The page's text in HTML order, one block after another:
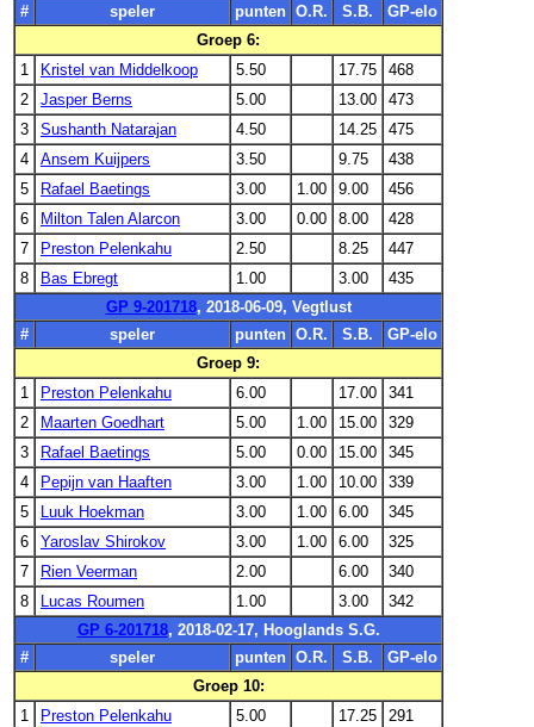
#
speler punten O.R. S.B.
GP-elo
Groep 6:
1
Kristel van Middelkoop 5.50 17.75
468
2
Jasper Berns 5.00 13.00
473
3
Sushanth Natarajan 4.50 14.25
475
4
Ansem Kuijpers 3.50 9.75
438
5
Rafael Baetings 3.00 1.00 9.00
456
6
Milton Talen Alarcon 3.00 0.00 8.00
428
7
Preston Pelenkahu 2.50 8.25
447
8
Bas Ebregt 1.00 3.00
435
GP 9-201718, 2018-06-09, Vegtlust
#
speler punten O.R. S.B.
GP-elo
Groep 9:
1
Preston Pelenkahu 6.00 17.00
341
2
Maarten Goedhart 5.00 1.00 15.00
329
3
Rafael Baetings 5.00 0.00 15.00
345
4
Pepijn van Haaften 3.00 1.00 10.00
339
5
Luuk Hoekman 3.00 1.00 6.00
345
6
Yaroslav Shirokov 3.00 1.00 6.00
325
7
Rien Veerman 2.00 6.00
340
8
Lucas Roumen 1.00 3.00
342
GP 6-201718, 2018-02-17, Hooglands S.G.
#
speler punten O.R. S.B.
GP-elo
Groep 10:
1
Preston Pelenkahu 5.00 17.25
291